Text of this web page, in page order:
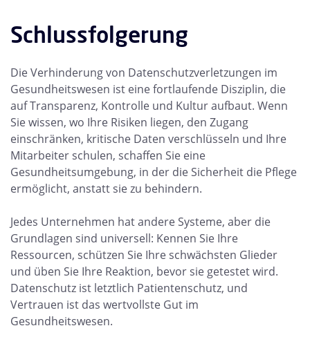
Schlussfolgerung
Die Verhinderung von Datenschutzverletzungen im
Gesundheitswesen ist eine fortlaufende Disziplin, die
auf Transparenz, Kontrolle und Kultur aufbaut. Wenn
Sie wissen, wo Ihre Risiken liegen, den Zugang
einschränken, kritische Daten verschlüsseln und Ihre
Mitarbeiter schulen, schaffen Sie eine
Gesundheitsumgebung, in der die Sicherheit die Pflege
ermöglicht, anstatt sie zu behindern.
Jedes Unternehmen hat andere Systeme, aber die
Grundlagen sind universell: Kennen Sie Ihre
Ressourcen, schützen Sie Ihre schwächsten Glieder
und üben Sie Ihre Reaktion, bevor sie getestet wird.
Datenschutz ist letztlich Patientenschutz, und
Vertrauen ist das wertvollste Gut im
Gesundheitswesen.